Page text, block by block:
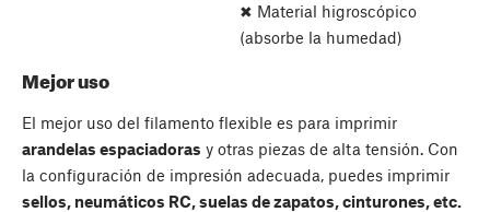
✖ Material higroscópico
(absorbe la humedad)
Mejor uso
El mejor uso del filamento flexible es para imprimir
arandelas espaciadoras y otras piezas de alta tensión. Con
la configuración de impresión adecuada, puedes imprimir
sellos, neumáticos RC, suelas de zapatos, cinturones, etc.